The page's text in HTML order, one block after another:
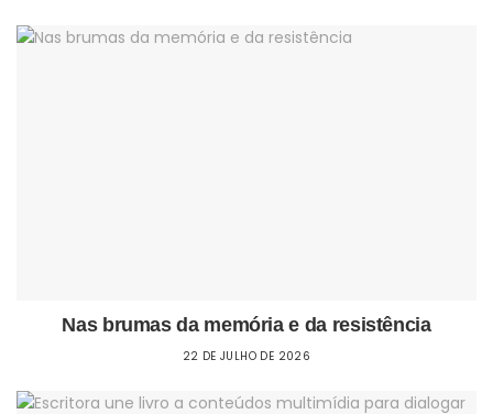
Nas brumas da memória e da resistência
22 DE JULHO DE 2026